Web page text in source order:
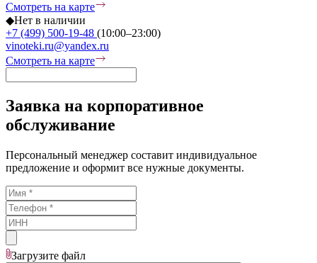
Смотреть на карте
◆Нет в наличии
+7 (499) 500-19-48 (10:00–23:00)
vinoteki.ru@yandex.ru
Смотреть на карте
Заявка на корпоративное
обслуживание
Персональный менеджер составит индивидуальное
предложение и оформит все нужные документы.
Загрузите файл